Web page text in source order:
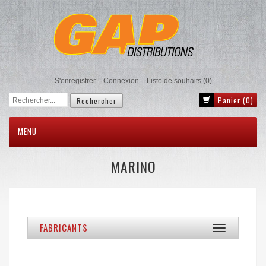
S'enregistrer Connexion Liste de souhaits (0)
Panier (0)
MENU
MARINO
Toggle
navigation
FABRICANTS